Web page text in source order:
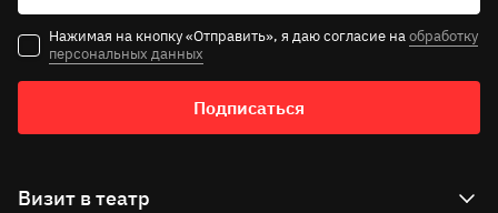
Нажимая на кнопку «Отправить», я даю согласие наобработку
персональных данных
Подписаться
Визит в театр